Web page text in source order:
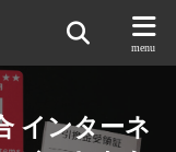
インターネ